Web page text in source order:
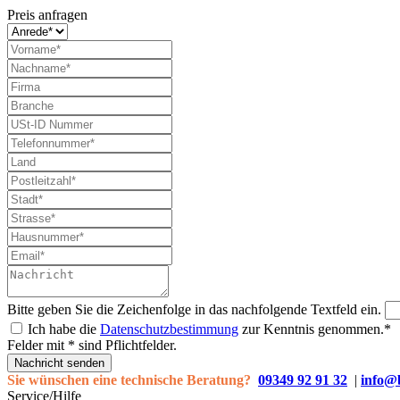
Preis anfragen
Bitte geben Sie die Zeichenfolge in das nachfolgende Textfeld ein.
Ich habe die Datenschutzbestimmung zur Kenntnis genommen.*
Felder mit * sind Pflichtfelder.
Nachricht senden
Sie wünschen eine technische Beratung? 09349 92 91 32 |
Service/Hilfe